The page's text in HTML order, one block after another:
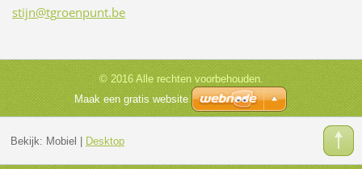
stijn@tgroenpunt.be
© 2016 Alle rechten voorbehouden.
Maak een gratis website
Bekijk: Mobiel Desktop